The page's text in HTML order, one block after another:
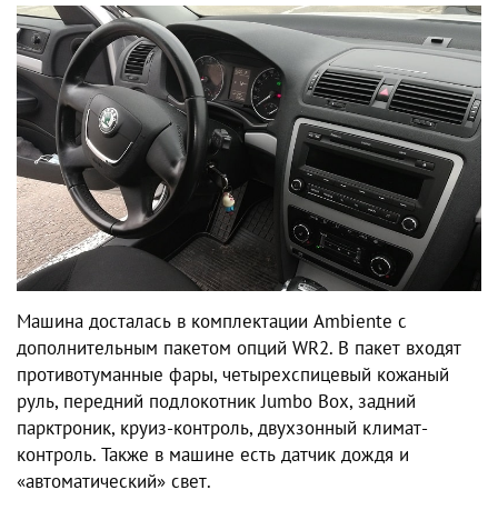
Машина досталась в комплектации Ambiente с
дополнительным пакетом опций WR2. В пакет входят
противотуманные фары, четырехспицевый кожаный
руль, передний подлокотник Jumbo Box, задний
парктроник, круиз-контроль, двухзонный климат-
контроль. Также в машине есть датчик дождя и
«автоматический» свет.